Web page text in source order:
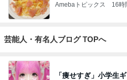
Amebaトピックス 16時
芸能人・有名人ブログ TOPへ
「痩せすぎ」小学生